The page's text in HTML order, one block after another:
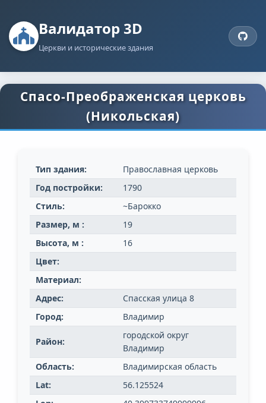
Валидатор 3D
Церкви и исторические здания
Спасо-Преображенская церковь
(Никольская)
Тип здания:
Православная церковь
Год постройки:
1790
Стиль:
~Барокко
Размер, м :
19
Высота, м :
16
Цвет:
Материал:
Адрес:
Спасская улица 8
Город:
Владимир
Район:
городской округ
Владимир
Область:
Владимирская область
Lat:
56.125524